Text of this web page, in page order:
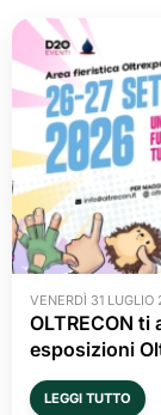
VENERDÌ 31 LUGLIO
OLTRECON
esposizioni
LEGGI TUTTO